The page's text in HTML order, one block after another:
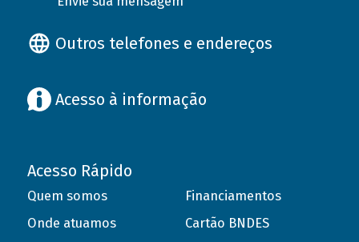
Outros telefones e endereços
Acesso à informação
Acesso Rápido
Quem somos
Onde atuamos
Financiamentos
Cartão BNDES